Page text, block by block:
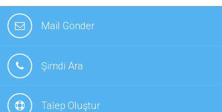
Mail Gönder
Şimdi Ara
Talep Oluştur